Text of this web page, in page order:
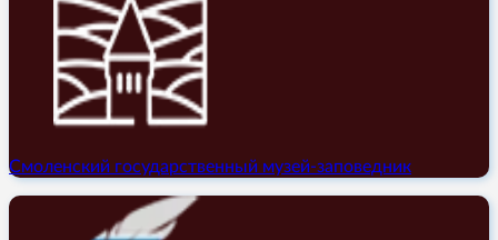
Смоленский государственный музей-заповедник